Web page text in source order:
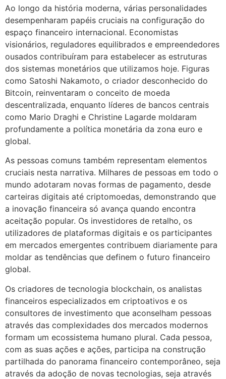
Ao longo da história moderna, várias personalidades
desempenharam papéis cruciais na configuração do
espaço financeiro internacional. Economistas
visionários, reguladores equilibrados e empreendedores
ousados contribuíram para estabelecer as estruturas
dos sistemas monetários que utilizamos hoje. Figuras
como Satoshi Nakamoto, o criador desconhecido do
Bitcoin, reinventaram o conceito de moeda
descentralizada, enquanto líderes de bancos centrais
como Mario Draghi e Christine Lagarde moldaram
profundamente a política monetária da zona euro e
global.
As pessoas comuns também representam elementos
cruciais nesta narrativa. Milhares de pessoas em todo o
mundo adotaram novas formas de pagamento, desde
carteiras digitais até criptomoedas, demonstrando que
a inovação financeira só avança quando encontra
aceitação popular. Os investidores de retalho, os
utilizadores de plataformas digitais e os participantes
em mercados emergentes contribuem diariamente para
moldar as tendências que definem o futuro financeiro
global.
Os criadores de tecnologia blockchain, os analistas
financeiros especializados em criptoativos e os
consultores de investimento que aconselham pessoas
através das complexidades dos mercados modernos
formam um ecossistema humano plural. Cada pessoa,
com as suas ações e ações, participa na construção
partilhada do panorama financeiro contemporâneo, seja
através da adoção de novas tecnologias, seja através